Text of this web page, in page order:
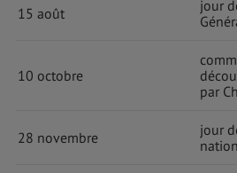
15 août
jour
10 octobre
par
28 novembre
jour